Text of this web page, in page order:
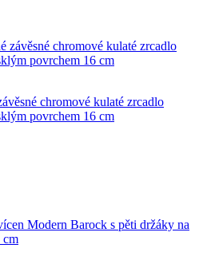
chromové kulaté zrcadlo
povrchem 16 cm